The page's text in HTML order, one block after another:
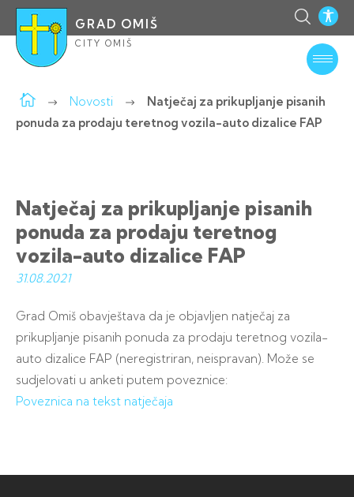
GRAD OMIŠ
CITY OMIŠ
Novosti
Natječaj za prikupljanje pisanih
ponuda za prodaju teretnog vozila-auto dizalice FAP
Natječaj za prikupljanje pisanih
ponuda za prodaju teretnog
vozila-auto dizalice FAP
31.08.2021
Grad Omiš obavještava da je objavljen natječaj za
prikupljanje pisanih ponuda za prodaju teretnog vozila-
auto dizalice FAP (neregistriran, neispravan). Može se
sudjelovati u anketi putem poveznice:
Poveznica na tekst natječaja